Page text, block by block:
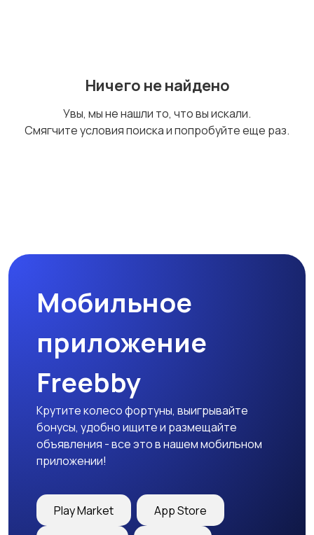
стабилизаторы
оборудование
Ничего не найдено
Увы, мы не нашли то, что вы искали.
Смягчите условия поиска и попробуйте еще раз.
Мобильное
приложение
Freebby
Крутите колесо фортуны, выигрывайте
бонусы, удобно ищите и размещайте
объявления - все это в нашем мобильном
приложении!
Play Market App Store